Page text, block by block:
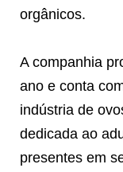
orgânicos.
A companhia
ano e conta
indústria de
dedicada ao
presentes em